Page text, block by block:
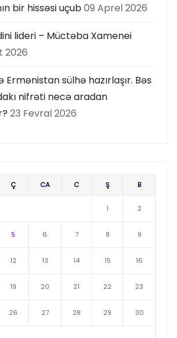
bir hissəsi uçub09 Aprel 2026
lideri – Müctəba Xamenei
2026
sülhə hazırlaşır. Bəs
nifrəti necə aradan
23 Fevral 2026
Ç CA C Ş B
1 2
5 6 7 8 9
12 13 14 15 16
19 20 21 22 23
26 27 28 29 30